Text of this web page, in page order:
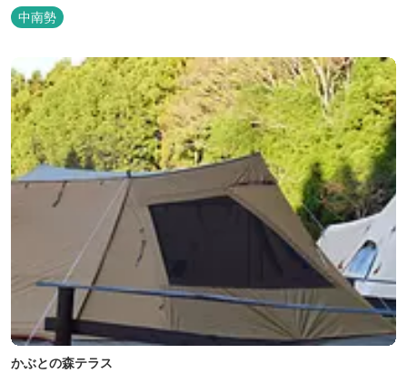
を山海賊焼きをお召し上がりいただけます。年中20度前後の天然空
調、お客様を不思議な空間にご案内！ ご宴会には、大広間で和食会
席、日帰り入浴＆お食事ＯＫ。 温泉は、津に来て津の湯をお楽しみ
いただけます。「白...
中南勢
かぶとの森テラス